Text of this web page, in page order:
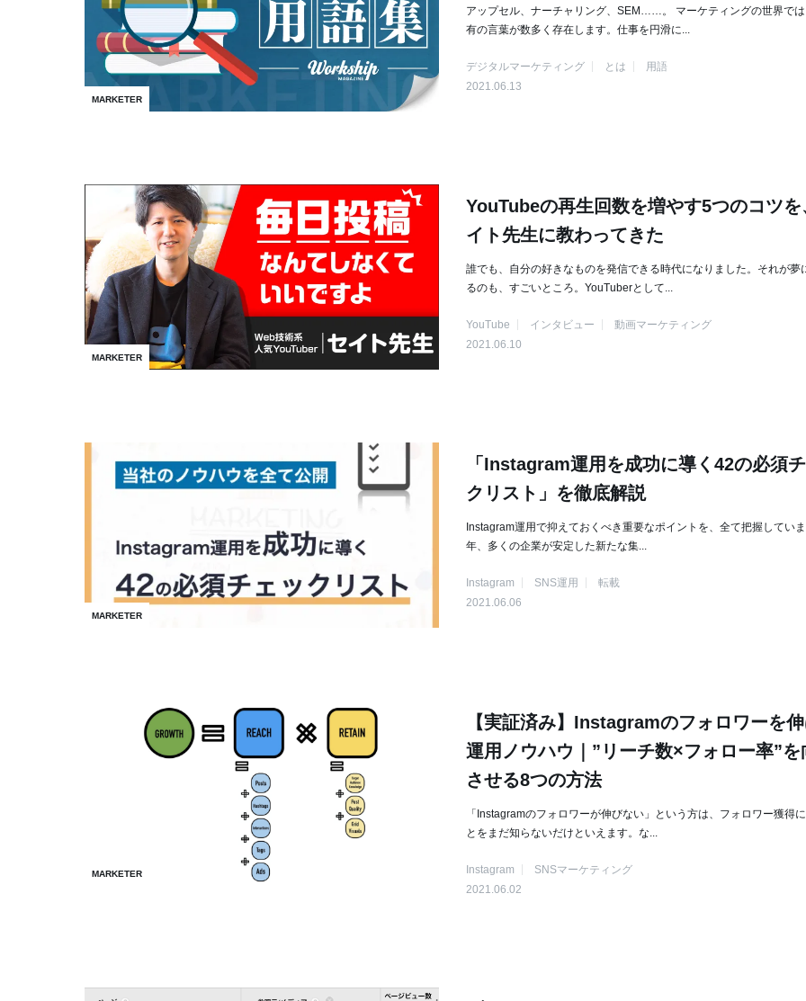
MARKETER
アップセル、ナーチャリング、SEM……。 マーケティングの世界で
有の言葉が数多く存在します。仕事を円滑に...
デジタルマーケティング とは
用語
2021.06.13
MARKETER
YouTubeの再生回数を増やす5つのコツを
イト先生に教わってきた
誰でも、自分の好きなものを発信できる時代になりました。それが夢
るのも、すごいところ。YouTuberとして...
YouTube インタビュー
動画マーケティング
2021.06.10
MARKETER
「Instagram運用を成功に導く42の必須
クリスト」を徹底解説
Instagram運用で抑えておくべき重要なポイントを、全て把握してい
年、多くの企業が安定した新たな集...
Instagram SNS運用
転載
2021.06.06
MARKETER
【実証済み】Instagramのフォロワーを
運用ノウハウ｜”リーチ数×フォロー率”を
させる8つの方法
「Instagramのフォロワーが伸びない」という方は、フォロワー獲得
とをまだ知らないだけといえます。な...
Instagram
SNSマーケティング
2021.06.02